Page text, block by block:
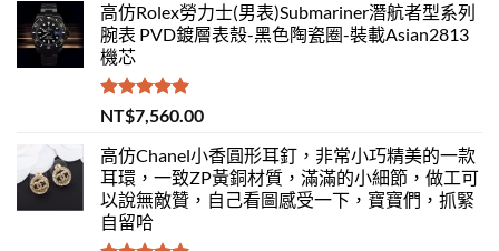
高仿Rolex勞力士(男表)Submariner潛航者型系列
腕表 PVD鍍層表殼-黑色陶瓷圈-裝載Asian2813
機芯
評分 5.00
滿分 5
NT$7,560.00
高仿Chanel小香圓形耳釘，非常小巧精美的一款
耳環，一致ZP黃銅材質，滿滿的小細節，做工可
以說無敵贊，自己看圖感受一下，寶寶們，抓緊
自留哈